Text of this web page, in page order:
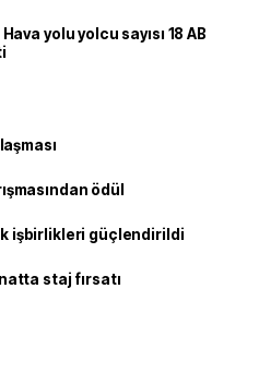
yolu yolcu sayısı 18 AB
ödül
işbirlikleri güçlendirildi
staj fırsatı